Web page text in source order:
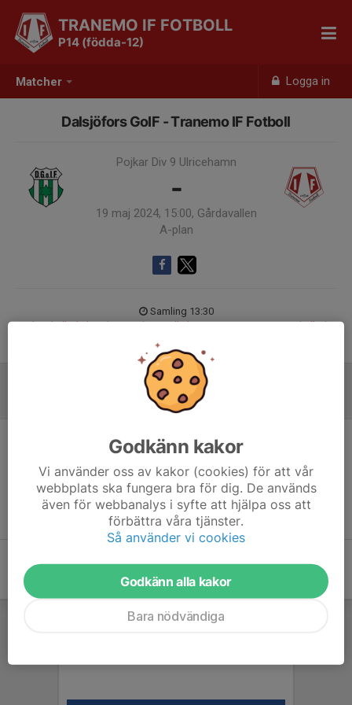
Matcher Logga in
TRANEMO IF FOTBOLL
P14 (födda-12)
Dalsjöfors GoIF - Tranemo IF Fotboll
Pojkar Div 9 Ulricehamn
-
19 maj 2024, 15:00, Gårdavallen
A-plan
Samling 13:30
Endast kallade kunde anmäla sig till aktiviteten. 6 personer var kallade.
Inget referat skrivet
Godkänn kakor
Vi använder oss av kakor (cookies) för att vår
webbplats ska fungera bra för dig. De används
även för webbanalys i syfte att hjälpa oss att
förbättra våra tjänster.
Så använder vi cookies
Godkänn alla kakor
Bara nödvändiga